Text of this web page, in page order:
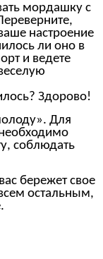
мордашку с
настроение
ли оно в
и ведете
Здорово!
Для
соблюдать
бережет свое
остальным,